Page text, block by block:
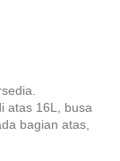
atas 16L, busa
bagian atas,